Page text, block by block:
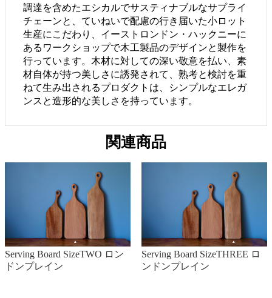
調達を含めたエシカルでサスティナブルなサプライ
チェーンと、ていねいで配慮の行き届いた小ロット
生産にこだわり、イーストロンドン・ハックニーに
あるワークショップで木工製品のデザインと製作を
行っています。木材に対しての深い敬意を払い、素
材自体が持つ美しさに誘発されて、熟考と検討を重
ねて生み出されるプロダクトは、シンプルなエレガ
ンスと造形的な美しさを持っています。
関連商品
Serving Board SizeTWO ロン
ドンプレイン
Serving Board SizeTHREE ロ
ンドンプレイン